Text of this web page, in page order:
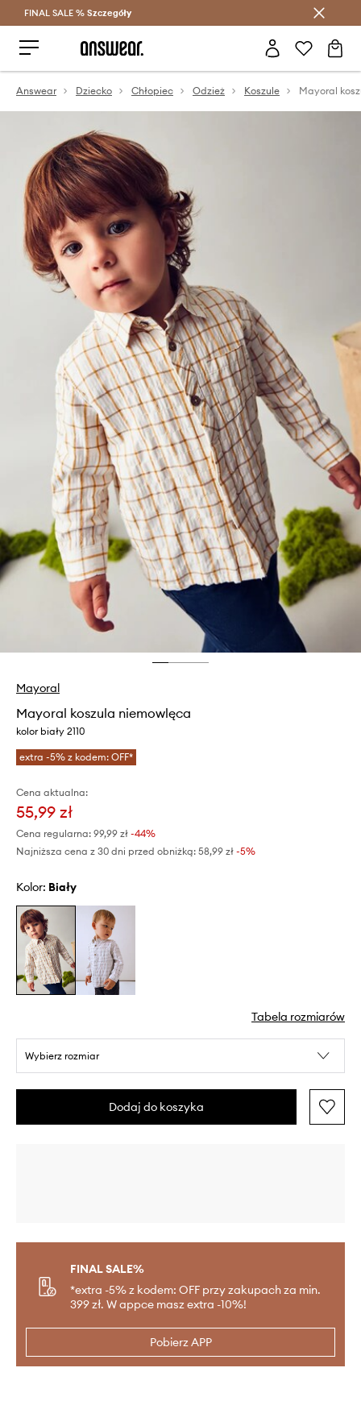
Oszczędzaj z Answear Club >
FINAL SALE % Szczegóły
Answear Dziecko Chłopiec Odzież Koszule Mayoral
Mayoral
Mayoral koszula niemowlęca
kolor biały 2110
extra -5% z kodem: OFF*
Cena aktualna:
55,99 zł
Cena regularna: 99,99 zł -44%
Najniższa cena z 30 dni przed obniżką: 58,99 zł -5%
Kolor: biały
Tabela rozmiarów
Wybierz rozmiar
Dodaj do koszyka
FINAL SALE%
*extra -5% z kodem: OFF przy zakupach za min.
399 zł. W appce masz extra -10%!
Pobierz APP